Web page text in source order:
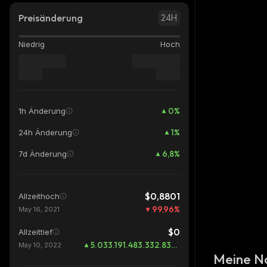
Preisänderung 24H
Niedrig Hoch
1h Änderung 0%
24h Änderung 1%
7d Änderung 6,8%
Allzeithoch $0,8801
May 16, 2021 99,96%
Allzeittief $0
May 10, 2022 5.033.191.483.332.835.400.000.000.000.000.000
Meine